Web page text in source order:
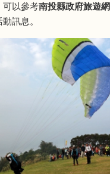
可以參考南投縣政府旅遊網
訊息。